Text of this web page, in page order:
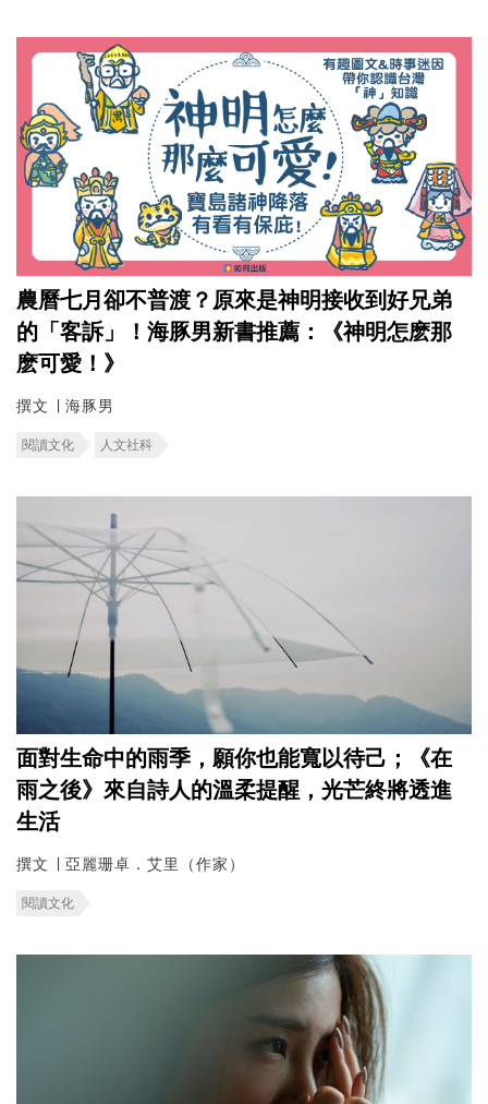
農曆七月卻不普渡？原來是神明接收到好兄弟
的「客訴」！海豚男新書推薦：《神明怎麽那
麽可愛！》
撰文 ∣ 海豚男
閱讀文化 人文社科
面對生命中的雨季，願你也能寬以待己；《在
雨之後》來自詩人的溫柔提醒，光芒終將透進
生活
撰文 ∣ 亞麗珊卓．艾里（作家）
閱讀文化